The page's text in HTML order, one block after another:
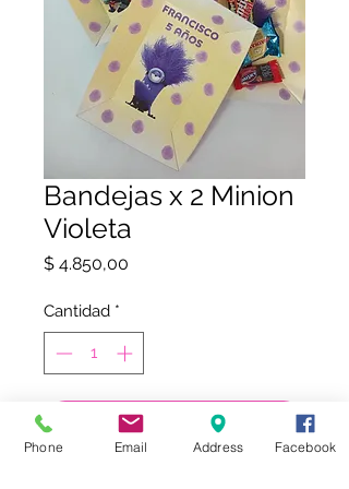
Bandejas x 2 Minion
Violeta
$ 4.850,00
Cantidad *
COMPRAR
Phone Email Address Facebook